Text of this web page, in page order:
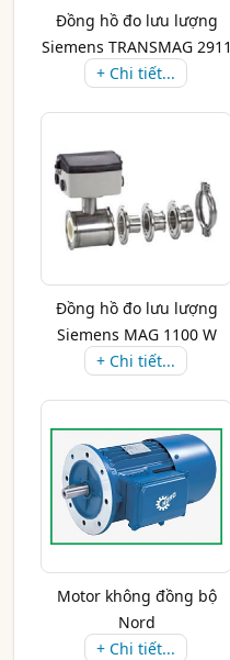
Đồng hồ đo lưu lượng
Siemens TRANSMAG 2911
+ Chi tiết...
Đồng hồ đo lưu lượng
Siemens MAG 1100 W
+ Chi tiết...
Motor không đồng bộ
Nord
+ Chi tiết...